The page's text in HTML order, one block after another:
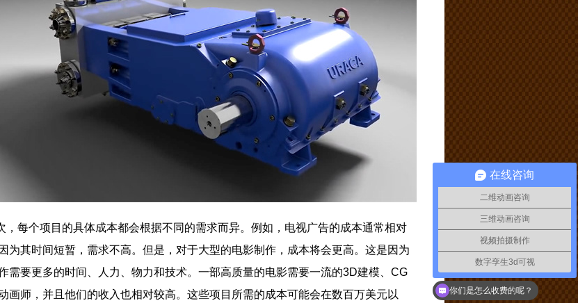
，每个项目的具体成本都会根据不同的需求而异。例如，电视广告的成本通常相对
为其时间短暂，需求不高。但是，对于大型的电影制作，成本将会更高。这是因为
需要更多的时间、人力、物力和技术。一部高质量的电影需要一流的3D建模、CG
画师，并且他们的收入也相对较高。这些项目所需的成本可能会在数百万美元以
在线咨询
二维动画咨询
三维动画咨询
视频拍摄制作
数字孪生3d可视
你们是怎么收费的呢？